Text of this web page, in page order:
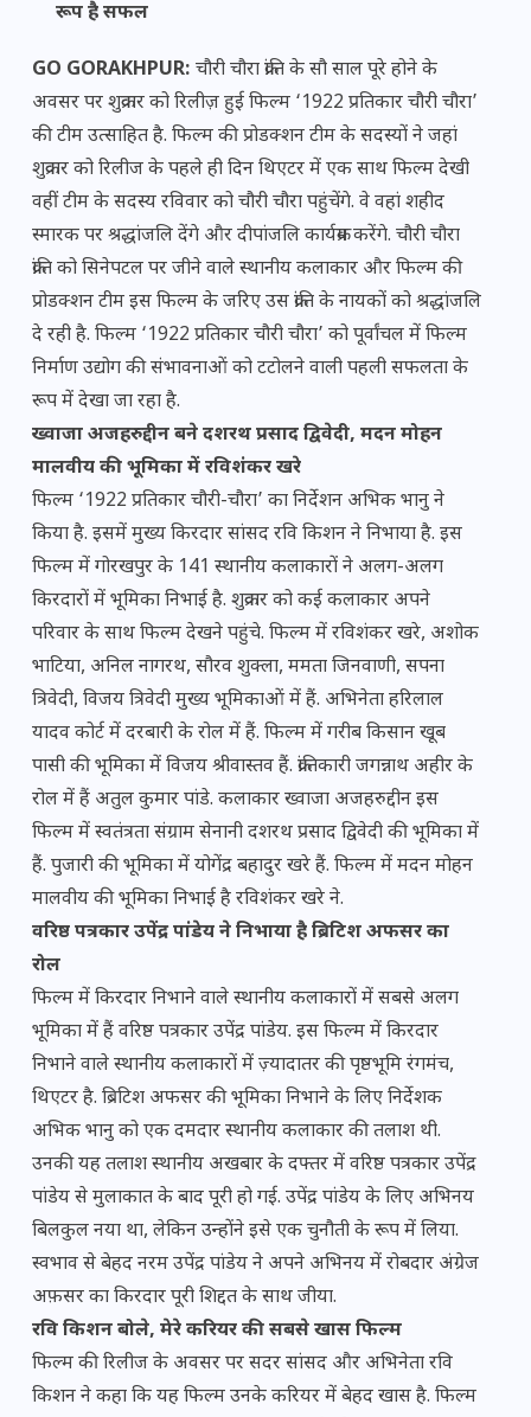
रूप है सफल
GO GORAKHPUR: चौरी चौरा क्रांति के सौ साल पूरे होने के
अवसर पर शुक्रवार को रिलीज़ हुई फिल्म ‘1922 प्रतिकार चौरी चौरा’
की टीम उत्साहित है. फिल्म की प्रोडक्शन टीम के सदस्यों ने जहां
शुक्रवार को रिलीज के पहले ही दिन थिएटर में एक साथ फिल्म देखी
वहीं टीम के सदस्य रविवार को चौरी चौरा पहुंचेंगे. वे वहां शहीद
स्मारक पर श्रद्धांजलि देंगे और दीपांजलि कार्यक्रम करेंगे. चौरी चौरा
क्रांति को सिनेपटल पर जीने वाले स्थानीय कलाकार और फिल्म की
प्रोडक्शन टीम इस फिल्म के जरिए उस क्रांति के नायकों को श्रद्धांजलि
दे रही है. फिल्म ‘1922 प्रतिकार चौरी चौरा’ को पूर्वांचल में फिल्म
निर्माण उद्योग की संभावनाओं को टटोलने वाली पहली सफलता के
रूप में देखा जा रहा है.
ख्वाजा अजहरुद्दीन बने दशरथ प्रसाद द्विवेदी, मदन मोहन
मालवीय की भूमिका में रविशंकर खरे
फिल्म ‘1922 प्रतिकार चौरी-चौरा’ का निर्देशन अभिक भानु ने
किया है. इसमें मुख्य किरदार सांसद रवि किशन ने निभाया है. इस
फिल्म में गोरखपुर के 141 स्थानीय कलाकारों ने अलग-अलग
किरदारों में भूमिका निभाई है. शुक्रवार को कई कलाकार अपने
परिवार के साथ फिल्म देखने पहुंचे. फिल्म में रविशंकर खरे, अशोक
भाटिया, अनिल नागरथ, सौरव शुक्ला, ममता जिनवाणी, सपना
त्रिवेदी, विजय त्रिवेदी मुख्य भूमिकाओं में हैं. अभिनेता हरिलाल
यादव कोर्ट में दरबारी के रोल में हैं. फिल्म में गरीब किसान खूब
पासी की भूमिका में विजय श्रीवास्तव हैं. क्रांतिकारी जगन्नाथ अहीर के
रोल में हैं अतुल कुमार पांडे. कलाकार ख्वाजा अजहरुद्दीन इस
फिल्म में स्वतंत्रता संग्राम सेनानी दशरथ प्रसाद द्विवेदी की भूमिका में
हैं. पुजारी की भूमिका में योगेंद्र बहादुर खरे हैं. फिल्म में मदन मोहन
मालवीय की भूमिका निभाई है रविशंकर खरे ने.
वरिष्ठ पत्रकार उपेंद्र पांडेय ने निभाया है ब्रिटिश अफसर का
रोल
फिल्म में किरदार निभाने वाले स्थानीय कलाकारों में सबसे अलग
भूमिका में हैं वरिष्ठ पत्रकार उपेंद्र पांडेय. इस फिल्म में किरदार
निभाने वाले स्थानीय कलाकारों में ज़्यादातर की पृष्ठभूमि रंगमंच,
थिएटर है. ब्रिटिश अफसर की भूमिका निभाने के लिए निर्देशक
अभिक भानु को एक दमदार स्थानीय कलाकार की तलाश थी.
उनकी यह तलाश स्थानीय अखबार के दफ्तर में वरिष्ठ पत्रकार उपेंद्र
पांडेय से मुलाकात के बाद पूरी हो गई. उपेंद्र पांडेय के लिए अभिनय
बिलकुल नया था, लेकिन उन्होंने इसे एक चुनौती के रूप में लिया.
स्वभाव से बेहद नरम उपेंद्र पांडेय ने अपने अभिनय में रोबदार अंग्रेज
अफ़सर ​का किरदार पूरी शिद्दत के साथ जीया.
रवि किशन बोले, मेरे करियर की सबसे खास फिल्म
फिल्म की रिलीज के अवसर पर सदर सांसद और अभिनेता रवि
किशन ने कहा कि यह फिल्म उनके करियर में बेहद खास है. फिल्म